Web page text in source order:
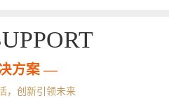
方案 —
，创新引领未来